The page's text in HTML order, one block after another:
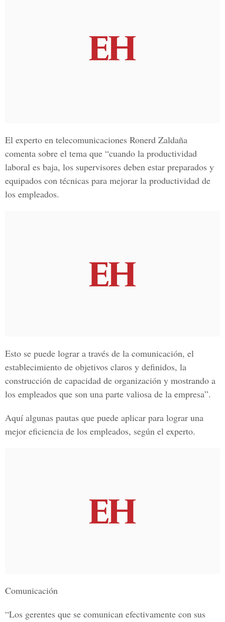
El experto en telecomunicaciones Ronerd Zaldaña
comenta sobre el tema que “cuando la productividad
laboral es baja, los supervisores deben estar preparados y
equipados con técnicas para mejorar la productividad de
los empleados.
Esto se puede lograr a través de la comunicación, el
establecimiento de objetivos claros y definidos, la
construcción de capacidad de organización y mostrando a
los empleados que son una parte valiosa de la empresa”.
Aquí algunas pautas que puede aplicar para lograr una
mejor eficiencia de los empleados, según el experto.
Comunicación
“Los gerentes que se comunican efectivamente con sus